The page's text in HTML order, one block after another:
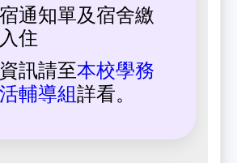
通知單及宿舍繳
住
訊請至本校學務
輔導組詳看。